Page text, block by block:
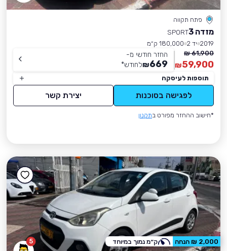
פתח תקווה
מזדה 3
SPORT
2019 יד 2
180,000 ק״מ
61,900 ₪
59,900
₪
החזר חודשי מ-
669
₪לחודש*
תוספות לעיסקה
לפגישה בסוכנות יצירת קשר
*חישוב ההחזר מפורט בתקנון
5 2,000 ₪ הנחה ק״מ נמוך במיוחד